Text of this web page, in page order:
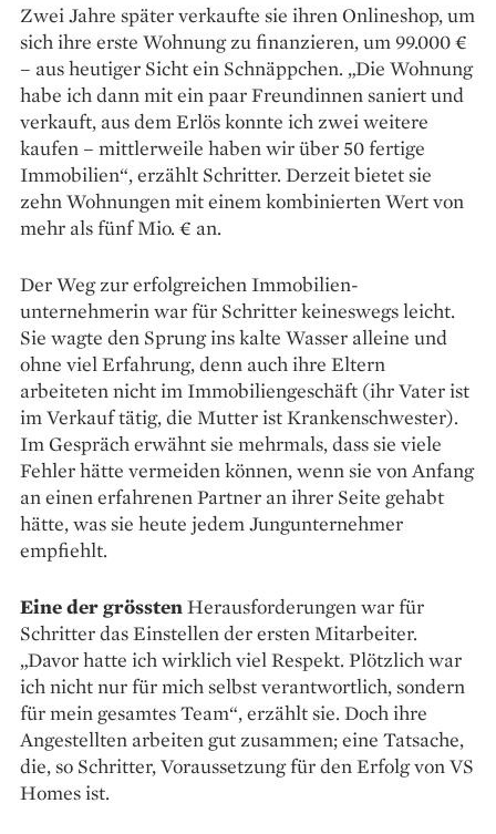
Zwei Jahre später verkaufte sie ihren Onlineshop, um
sich ihre erste Wohnung zu finanzieren, um 99.000 €
– aus heutiger Sicht ein Schnäppchen. „Die Wohnung
habe ich dann mit ein paar Freundinnen saniert und
verkauft, aus dem Erlös konnte ich zwei weitere
kaufen – mittlerweile haben wir über 50 fertige
Immobilien“, erzählt Schritter. Derzeit bietet sie
zehn Wohnungen mit einem kombinierten Wert von
mehr als fünf Mio. € an.
Der Weg zur erfolgreichen Immobilien­
unternehmerin war für Schritter keineswegs leicht.
Sie wagte den Sprung ins kalte Wasser alleine und
ohne viel Erfahrung, denn auch ihre Eltern
arbeiteten nicht im Immobiliengeschäft (ihr Vater ist
im Verkauf tätig, die Mutter ist Krankenschwester).
Im Gespräch erwähnt sie mehrmals, dass sie viele
Fehler hätte vermeiden können, wenn sie von Anfang
an einen erfahrenen Partner an ihrer Seite gehabt
hätte, was sie heute jedem Jungunternehmer
empfiehlt.
Eine der grösstenHerausforderungen war für
Schritter das Einstellen der ersten Mitarbeiter.
„Davor hatte ich wirklich viel Respekt. Plötzlich war
ich nicht nur für mich selbst verantwortlich, sondern
für mein gesamtes Team“, erzählt sie. Doch ihre
Angestellten arbeiten gut zusammen; eine Tatsache,
die, so Schritter, Voraussetzung für den Erfolg von VS
Homes ist.